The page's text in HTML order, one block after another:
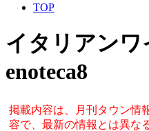
TOP
イタリアンワ
enoteca8
掲載内容は、月刊タウン情
容で、最新の情報とは異な